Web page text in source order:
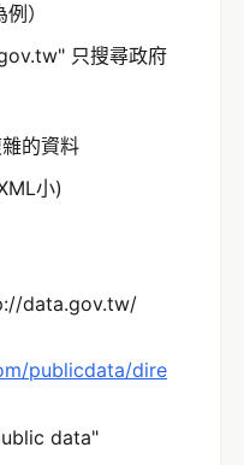
）
只搜尋政府
的資料
小)
data.gov.tw/
publicdata/dire
data"